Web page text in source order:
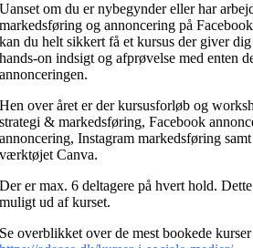
Uanset om du er nybegynder eller har
markedsføring og annoncering på
kan du helt sikkert få et kursus der giver
hands-on indsigt og afprøvelse med enten
annonceringen.
Hen over året er der kursusforløb og
strategi & markedsføring, Facebook
annoncering, Instagram markedsføring
værktøjet Canva.
Der er max. 6 deltagere på hvert hold.
muligt ud af kurset.
Se overblikket over de mest bookede kurser